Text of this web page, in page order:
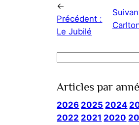
←
Précédent :
Le Jubilé
Articles par
2026 2025 2024
2022 2021 2020